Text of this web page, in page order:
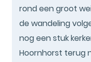
rond een groot
de wandeling
nog een stuk
Hoornhorst terug